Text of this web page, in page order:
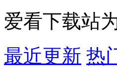
爱看下载站
最近更新 热